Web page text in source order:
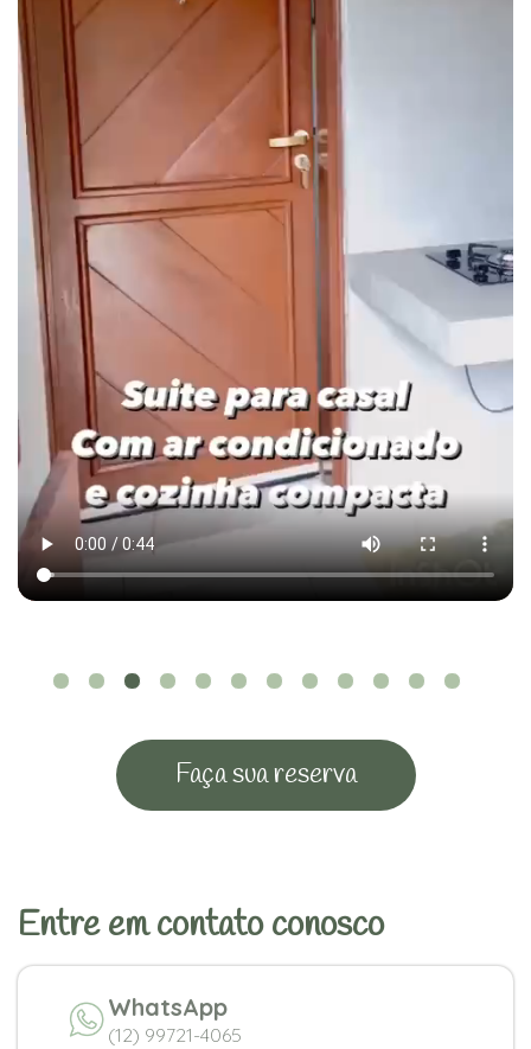
Faça sua reserva
Entre em contato conosco
WhatsApp
(12) 99721-4065